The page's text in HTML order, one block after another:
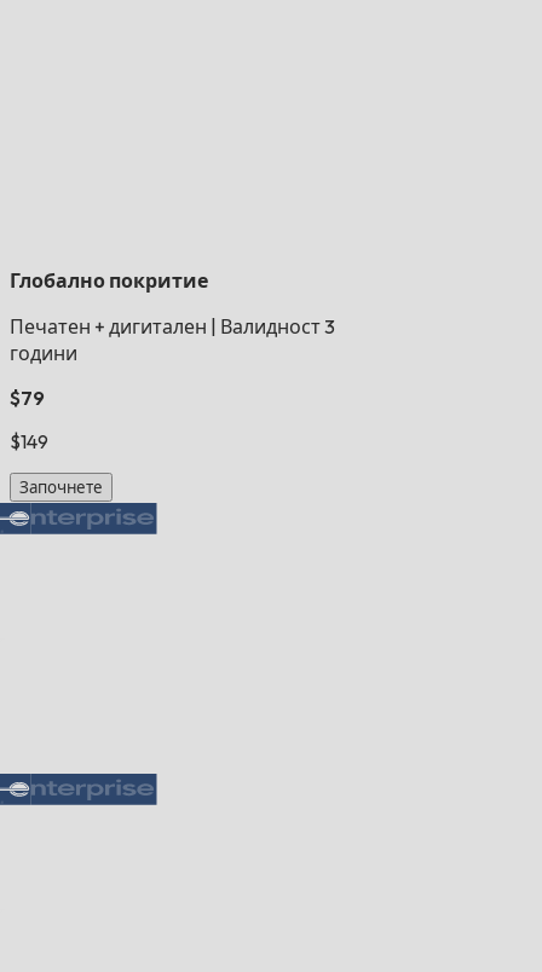
Глобално покритие
Печатен + дигитален
Валидност 3
години
$79
$149
Започнете